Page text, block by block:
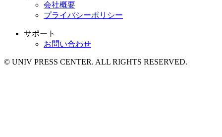
会社概要
プライバシーポリシー
サポート
お問い合わせ
© UNIV PRESS CENTER. ALL RIGHTS RESERVED.